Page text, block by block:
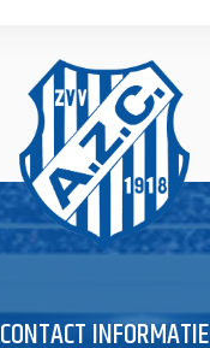
CONTACT INFORMATIE